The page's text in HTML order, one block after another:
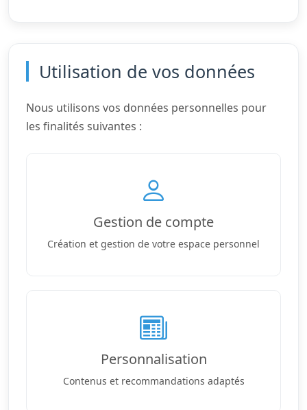
Utilisation de vos données
Nous utilisons vos données personnelles pour
les finalités suivantes :
Gestion de compte
Création et gestion de votre espace personnel
Personnalisation
Contenus et recommandations adaptés